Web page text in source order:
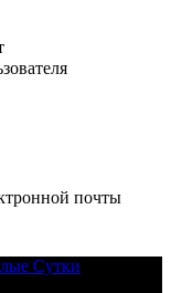
почты
Сутки